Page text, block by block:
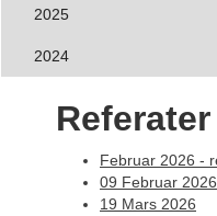
2025
2024
Februar 2026 -
09 Februar 2026
19 Mars 2026